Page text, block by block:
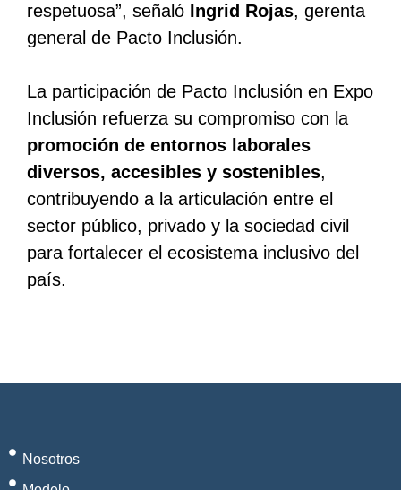
respetuosa”, señaló Ingrid Rojas, gerenta
general de Pacto Inclusión.
La participación de Pacto Inclusión en Expo
Inclusión refuerza su compromiso con la
promoción de entornos laborales
diversos, accesibles y sostenibles,
contribuyendo a la articulación entre el
sector público, privado y la sociedad civil
para fortalecer el ecosistema inclusivo del
país.
Nosotros